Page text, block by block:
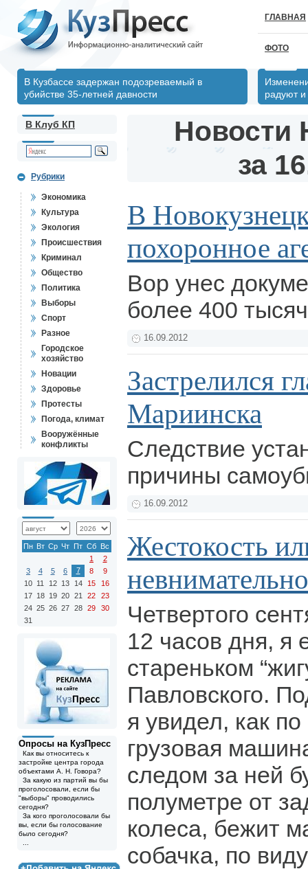
ГЛАВНАЯ
ФОТО
В Кузбассе задержан подозреваемый в
убийстве 35-летней давности
радуют и
В Клуб КП
Рубрики
Экономика
Культура
Экология
Происшествия
Криминал
Общество
Политика
Выборы
Спорт
Разное
Городское
хозяйство
Новации
Здоровье
Протесты
Погода, климат
Вооружённые
конфликты
Пн Вт Ср Чт Пт Сб Вс
1
2
3
4 5 6 7 8
9
10 11 12 13 14 15
16
17 18 19 20 21 22
23
24 25 26 27 28 29
30
31
Опросы на КузПресс
Как вы относитесь к
застройке центра города
объектами А. Н. Говора?
За какую из партий вы бы
проголосовали, если бы
"выборы" проводились
сегодня?
За кого проголосовали бы
вы, если бы голосование
было сегодня?
Новости
за
В
похоронное
Вор унес
более 400
16.09.2012
Застрелился
Мариинска
Следствие
причины
16.09.2012
Жестокость
Четвертого
12 часов дня, я
стареньком
Павловского.
я увидел, как
грузовая
следом за ней
полуметре от
колеса, бежит
собачка, по